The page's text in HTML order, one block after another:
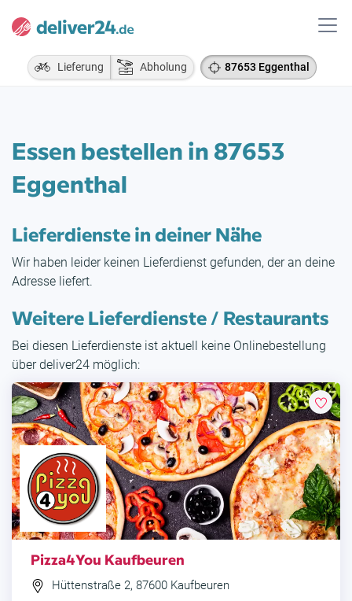
Lieferung Abholung 87653 Eggenthal
Essen bestellen in 87653
Eggenthal
Lieferdienste in deiner Nähe
Wir haben leider keinen Lieferdienst gefunden, der an deine
Adresse liefert.
Weitere Lieferdienste / Restaurants
Bei diesen Lieferdienste ist aktuell keine Onlinebestellung
über deliver24 möglich:
Pizza4You Kaufbeuren
Hüttenstraße 2, 87600 Kaufbeuren